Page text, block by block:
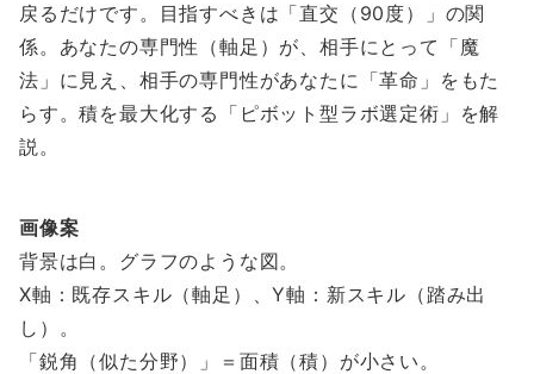
戻るだけです。目指すべきは「直交（90度）」の関
係。あなたの専門性（軸足）が、相手にとって「魔
法」に見え、相手の専門性があなたに「革命」をもた
らす。積を最大化する「ピボット型ラボ選定術」を解
説。
画像案
背景は白。グラフのような図。
X軸：既存スキル（軸足）、Y軸：新スキル（踏み出
し）。
「鋭角（似た分野）」＝面積（積）が小さい。